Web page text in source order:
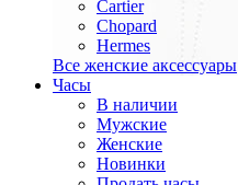
Cartier
Chopard
Hermes
Все женские аксессуары
Часы
В наличии
Мужские
Женские
Новинки